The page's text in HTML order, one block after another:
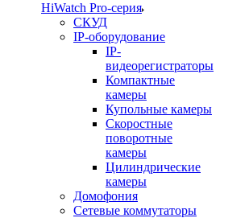
HiWatch Pro-серия
CКУД
IP-оборудование
IP-
видеорегистраторы
Компактные
камеры
Купольные камеры
Скоростные
поворотные
камеры
Цилиндрические
камеры
Домофония
Сетевые коммутаторы